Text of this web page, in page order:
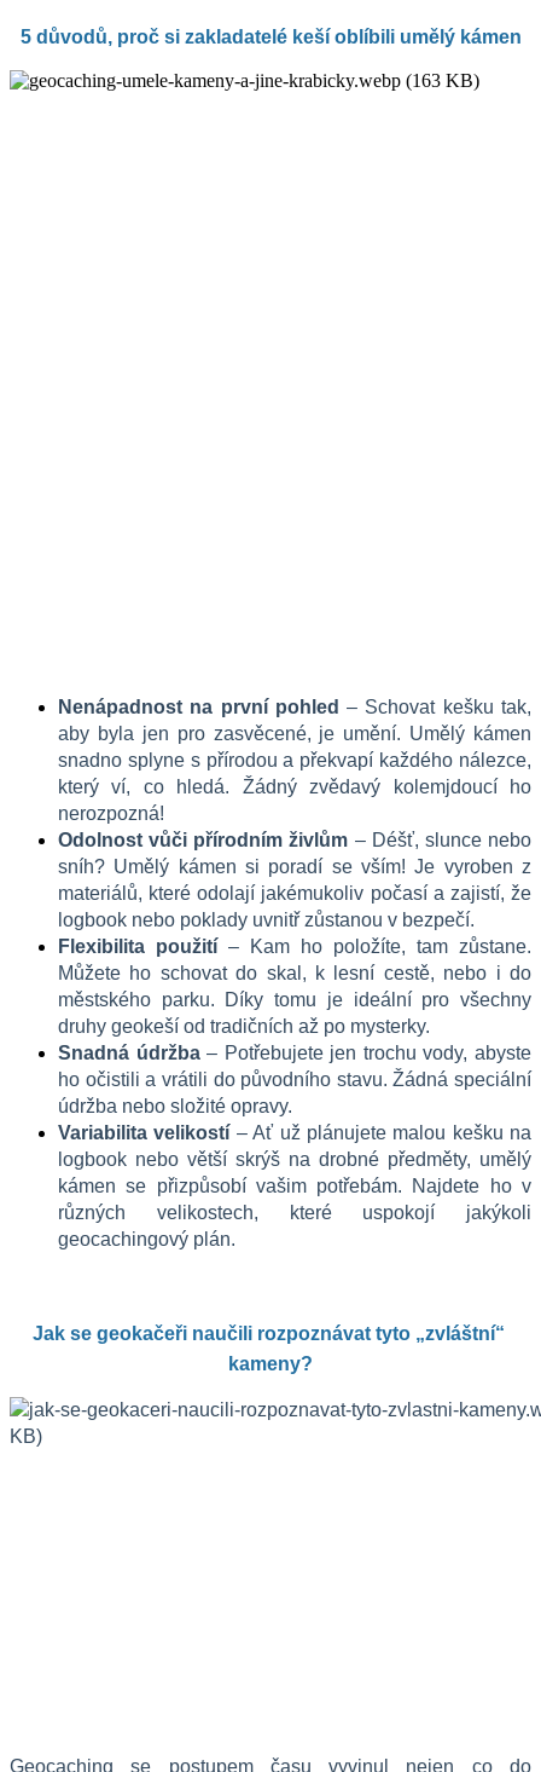
5 důvodů, proč si zakladatelé keší oblíbili umělý kámen
Nenápadnost na první pohled – Schovat kešku tak,
aby byla jen pro zasvěcené, je umění. Umělý kámen
snadno splyne s přírodou a překvapí každého nálezce,
který ví, co hledá. Žádný zvědavý kolemjdoucí ho
nerozpozná!
Odolnost vůči přírodním živlům – Déšť, slunce nebo
sníh? Umělý kámen si poradí se vším! Je vyroben z
materiálů, které odolají jakémukoliv počasí a zajistí, že
logbook nebo poklady uvnitř zůstanou v bezpečí.
Flexibilita použití – Kam ho položíte, tam zůstane.
Můžete ho schovat do skal, k lesní cestě, nebo i do
městského parku. Díky tomu je ideální pro všechny
druhy geokeší od tradičních až po mysterky.
Snadná údržba – Potřebujete jen trochu vody, abyste
ho očistili a vrátili do původního stavu. Žádná speciální
údržba nebo složité opravy.
Variabilita velikostí – Ať už plánujete malou kešku na
logbook nebo větší skrýš na drobné předměty, umělý
kámen se přizpůsobí vašim potřebám. Najdete ho v
různých velikostech, které uspokojí jakýkoli
geocachingový plán.
Jak se geokačeři naučili rozpoznávat tyto „zvláštní“
kameny?
Geocaching se postupem času vyvinul nejen co do